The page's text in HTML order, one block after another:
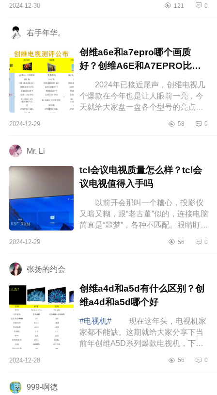
沙发上，享受影院级别的视觉盛宴，
2024-12-30 121 0
右手年华。
创维a6e和a7epro哪个画质
好？创维A6E和A7EPRO比较
哪个好
2024年已接近尾声，创维电视几
个爆款在今年也是让人眼前一亮，今
天就给大家盘一盘各个型号的亮点，
a7epro哪个画质好？创维A6E和
2024-12-29 58 0
Mr. Li
tcl会议电视质量怎么样？tcl会
议电视值得入手吗
以前开会那叫一个糟心，投影仪
又暗又糊，跟“老古董”似的，连接电脑
简直是“噩梦”，各种不匹配。眼睛盯着
但TCL会议电视一来哇哦，下...
2024-12-29 56 0
张扬的约会
创维a4d和a5d有什么区别？创
维a4d和a5d哪个好
#电视机#
现在这年头，电视机家
家都不能缺。这期就给大家分享下当
前年创维A5D系列爆款电视机，下面
么区别？创维a4d和a5d哪个好 创
2024-12-28 56 0
999-啊德